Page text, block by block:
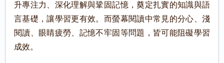
升專注力、深化理解與鞏固記憶，奠定扎實的知識與語
言基礎，讓學習更有效。而螢幕閱讀中常見的分心、淺
閱讀、眼睛疲勞、記憶不牢固等問題，皆可能阻礙學習
成效。